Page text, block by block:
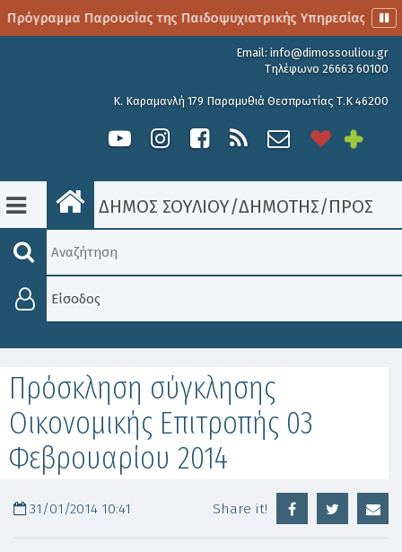
Πρόγραμμα Παρουσίας της Παιδοψυχιατρικής Υπηρεσίας
Email: info@dimossouliou.gr
Τηλέφωνο 26663 60100
Κ. Καραμανλή 179 Παραμυθιά Θεσπρωτίας Τ.Κ 46200
ΔΗΜΟΣ ΣΟΥΛΙΟΥ/ΔΗΜΟΤΗΣ/
Είσοδος
Πρόσκληση σύγκλησης
Οικονομικής Επιτροπής 03
Φεβρουαρίου 2014
31/01/2014 10:41 Share it!